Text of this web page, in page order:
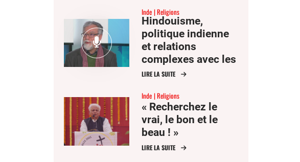
Inde Religions
Hindouisme,
politique indienne
et relations
complexes avec les
autres religions
LIRE LA SUITE
Inde Religions
« Recherchez le
vrai, le bon et le
beau ! »
LIRE LA SUITE